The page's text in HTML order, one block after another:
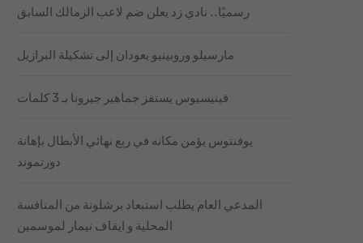
رسميًا.. نادي زد يعلن ضم لاعب الزمالك السابق
مارسيلو وروبينيو يعودان إلى تشكيلة البرازيل
فينيسيوس يستفز جماهير جيرونا بـ 3 كلمات
يوفنتوس يؤمن مكانه في ربع نهائي الأبطال بإهانة
دورتموند
المدعي العام يطلب استبعاد برشلونة من المنافسة
المحلية و ايقاف نيمار لموسمين